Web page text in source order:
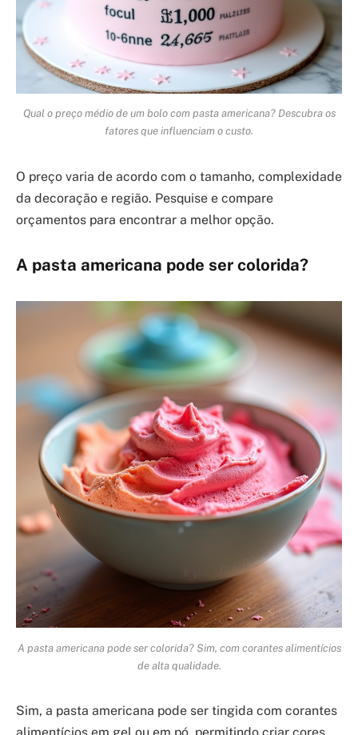
Qual o preço médio de um bolo com pasta americana? Descubra os
fatores que influenciam o custo.
O preço varia de acordo com o tamanho, complexidade
da decoração e região. Pesquise e compare
orçamentos para encontrar a melhor opção.
A pasta americana pode ser colorida?
A pasta americana pode ser colorida? Sim, com corantes alimentícios
de alta qualidade.
Sim, a pasta americana pode ser tingida com corantes